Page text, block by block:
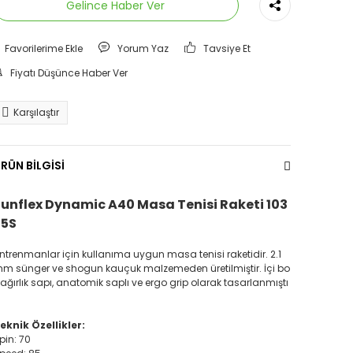
Gelince Haber Ver
Yorum Yaz
Tavsiye Et
Fiyatı Düşünce Haber Ver
Karşılaştır
BİLGİSİ
Dynamic A40 Masa Tenisi Raketi 103
için kullanıma uygun masa tenisi raketidir. 2.1
sünger ve shogun kauçuk malzemeden üretilmiştir. İçi bo
sapı, anatomik saplı ve ergo grip olarak tasarlanmıştı
Özellikler:
70